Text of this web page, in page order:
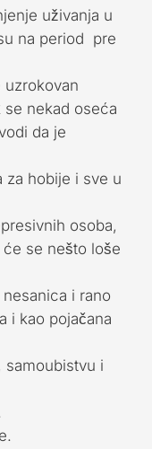
uživanja u
na period pre
uzrokovan
nekad oseća
da je
za hobije i sve u
osoba,
se nešto loše
i rano
i kao pojačana
samoubistvu i